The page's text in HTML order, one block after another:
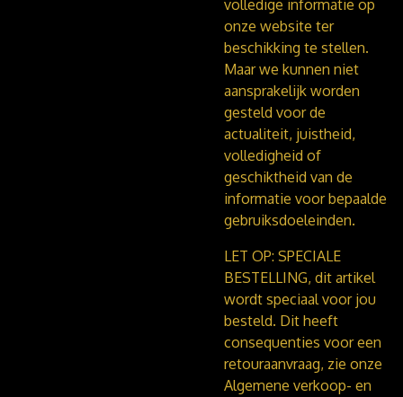
volledige informatie op
onze website ter
beschikking te stellen.
Maar we kunnen niet
aansprakelijk worden
gesteld voor de
actualiteit, juistheid,
volledigheid of
geschiktheid van de
informatie voor bepaalde
gebruiksdoeleinden.
LET OP: SPECIALE
BESTELLING, dit artikel
wordt speciaal voor jou
besteld. Dit heeft
consequenties voor een
retouraanvraag, zie onze
Algemene verkoop- en